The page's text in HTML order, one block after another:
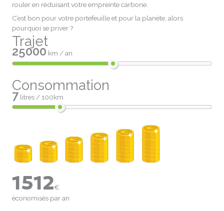
rouler en réduisant votre empreinte carbone.
C’est bon pour votre portefeuille et pour la planète, alors
pourquoi se priver ?
Trajet
25000 km / an
Consommation
7 litres / 100km
1512€
économisés par an